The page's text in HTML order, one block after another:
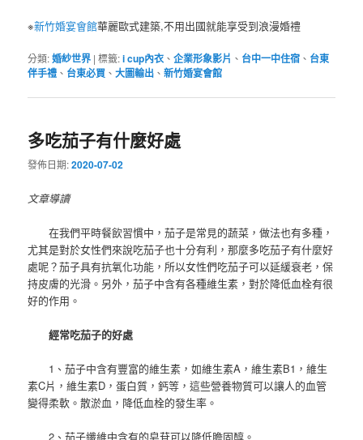
※新竹婚宴會館華麗歐式建築,不用出國就能享受到浪漫婚禮
分類:婚紗世界 |標籤:i cup內衣 、企業形象影片 、 台中一中住宿 、 台東
伴手禮 、 台東必買 、大圖輸出 、新竹婚宴會館
多吃茄子有什麼好處
發佈日期:2020-07-02
文章導讀
在我們平時餐飲習慣中，茄子是常見的蔬菜，做法也有多種，
尤其是對於女性們來說吃茄子也十分有利，那麼多吃茄子有什麼好
處呢？茄子具有抗氧化功能，所以女性們吃茄子可以延緩衰老，保
持皮膚的光滑。另外，茄子中含有各種維生素，對於降低血栓有很
好的作用。
經常吃茄子的好處
1、茄子中含有豐富的維生素，如維生素A，維生素B1，維生
素C片，維生素D，蛋白質，鈣等，這些營養物質可以讓人的血管
變得柔軟。散淤血，降低血栓的發生率。
2、茄子纖維中含有的皂苷可以降低膽固醇。